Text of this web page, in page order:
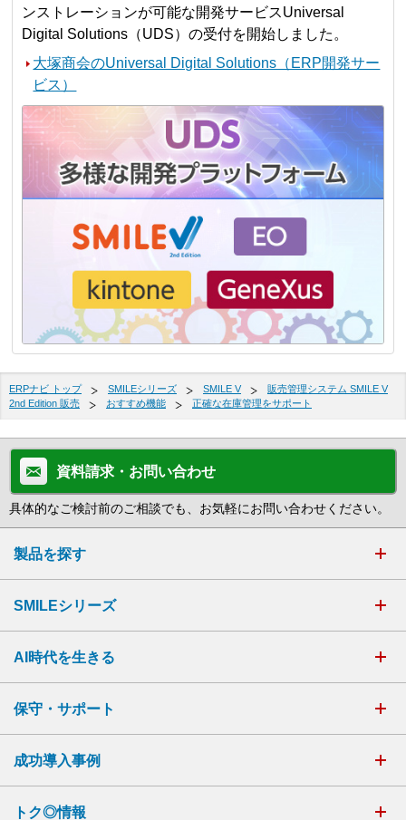
ンストレーションが可能な開発サービスUniversal
Digital Solutions（UDS）の受付を開始しました。
大塚商会のUniversal Digital Solutions（ERP開発サー
ビス）
ERPナビ トップ SMILEシリーズ SMILE V
販売管理システム SMILE V
2nd Edition 販売
おすすめ機能 正確な在庫管理をサポート
資料請求・お問い合わせ
具体的なご検討前のご相談でも、お気軽にお問い合わせください。
製品を探す
SMILEシリーズ
AI時代を生きる
保守・サポート
成功導入事例
トク◎情報